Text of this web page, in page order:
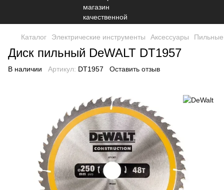
Каталог Электрические инструменты Аксессуары Пильные
Диск пильный DeWALT DT1957
В наличии Артикул: DT1957 Оставить отзыв